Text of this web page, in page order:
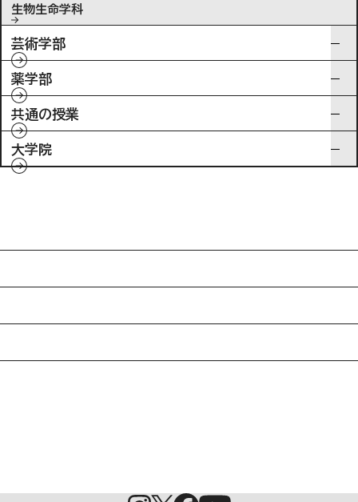
生物生命学科
芸術学部
薬学部
共通の授業
大学院